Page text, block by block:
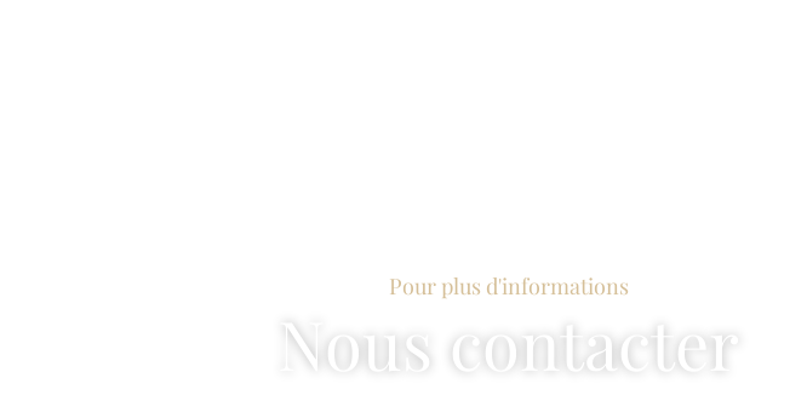
Pour plus d'informations
Nous contacter